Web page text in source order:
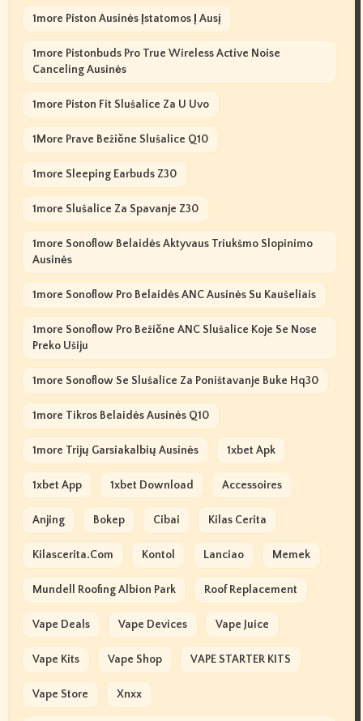
1more Piston Ausinės Įstatomos Į Ausį
1more Pistonbuds Pro True Wireless Active Noise
Canceling Ausinės
1more Piston Fit Slušalice Za U Uvo
1More Prave Bežične Slušalice Q10
1more Sleeping Earbuds Z30
1more Slušalice Za Spavanje Z30
1more Sonoflow Belaidės Aktyvaus Triukšmo Slopinimo
Ausinės
1more Sonoflow Pro Belaidės ANC Ausinės Su Kaušeliais
1more Sonoflow Pro Bežične ANC Slušalice Koje Se Nose
Preko Ušiju
1more Sonoflow Se Slušalice Za Poništavanje Buke Hq30
1more Tikros Belaidės Ausinės Q10
1more Trijų Garsiakalbių Ausinės 1xbet Apk
1xbet App 1xbet Download Accessoires
Anjing Bokep Cibai Kilas Cerita
Kilascerita.com Kontol Lanciao Memek
Mundell Roofing Albion Park Roof Replacement
Vape Deals Vape Devices Vape Juice
Vape Kits Vape Shop VAPE STARTER KITS
Vape Store Xnxx